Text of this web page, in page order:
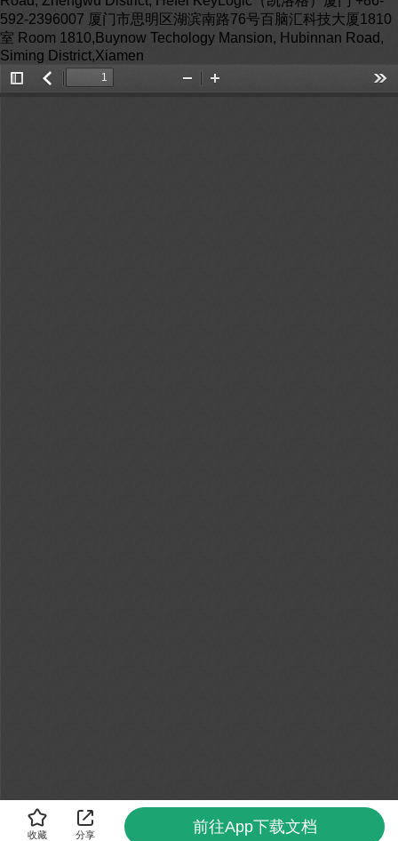
592-2396007 厦门市思明区湖滨南路76号百脑汇科技大厦1810
室 Room 1810,Buynow Techology Mansion, Hubinnan Road,
Siming District,Xiamen
Toggle返
Zoom
收藏 分享 前往App下载文档